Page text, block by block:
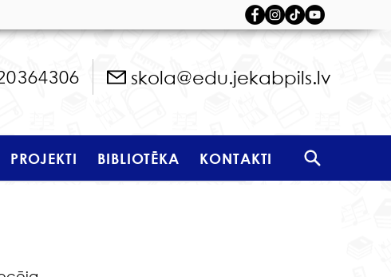
skola@edu.jekabpils.lv
PROJEKTI BIBLIOTĒKA KONTAKTI